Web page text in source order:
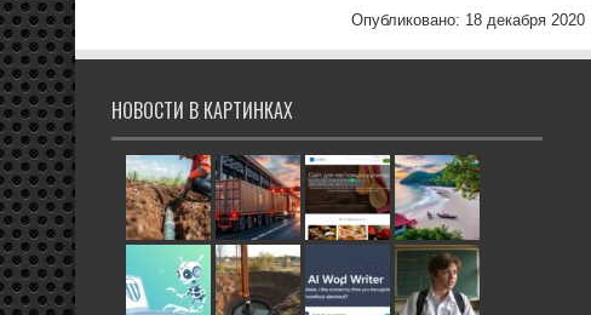
Опубликовано: 18 декабря 2020
НОВОСТИ В КАРТИНКАХ